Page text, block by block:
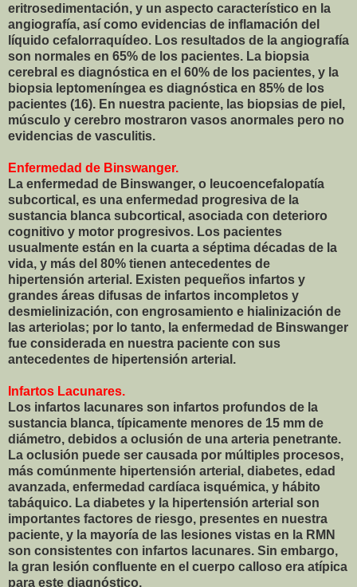
eritrosedimentación, y un aspecto característico en la
angiografía, así como evidencias de inflamación del
líquido cefalorraquídeo. Los resultados de la angiografía
son normales en 65% de los pacientes. La biopsia
cerebral es diagnóstica en el 60% de los pacientes, y la
biopsia leptomeníngea es diagnóstica en 85% de los
pacientes (16). En nuestra paciente, las biopsias de piel,
músculo y cerebro mostraron vasos anormales pero no
evidencias de vasculitis.
Enfermedad de Binswanger.
La enfermedad de Binswanger, o leucoencefalopatía
subcortical, es una enfermedad progresiva de la
sustancia blanca subcortical, asociada con deterioro
cognitivo y motor progresivos. Los pacientes
usualmente están en la cuarta a séptima décadas de la
vida, y más del 80% tienen antecedentes de
hipertensión arterial. Existen pequeños infartos y
grandes áreas difusas de infartos incompletos y
desmielinización, con engrosamiento e hialinización de
las arteriolas; por lo tanto, la enfermedad de Binswanger
fue considerada en nuestra paciente con sus
antecedentes de hipertensión arterial.
Infartos Lacunares.
Los infartos lacunares son infartos profundos de la
sustancia blanca, típicamente menores de 15 mm de
diámetro, debidos a oclusión de una arteria penetrante.
La oclusión puede ser causada por múltiples procesos,
más comúnmente hipertensión arterial, diabetes, edad
avanzada, enfermedad cardíaca isquémica, y hábito
tabáquico. La diabetes y la hipertensión arterial son
importantes factores de riesgo, presentes en nuestra
paciente, y la mayoría de las lesiones vistas en la RMN
son consistentes con infartos lacunares. Sin embargo,
la gran lesión confluente en el cuerpo calloso era atípica
para este diagnóstico.